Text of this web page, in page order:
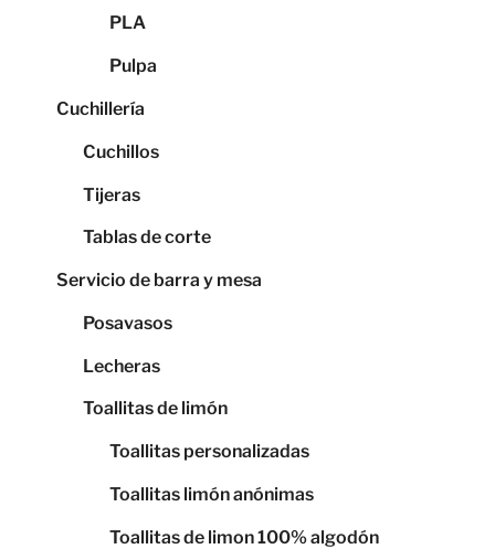
PLA
Pulpa
Cuchillería
Cuchillos
Tijeras
Tablas de corte
Servicio de barra y mesa
Posavasos
Lecheras
Toallitas de limón
Toallitas personalizadas
Toallitas limón anónimas
Toallitas de limon 100% algodón